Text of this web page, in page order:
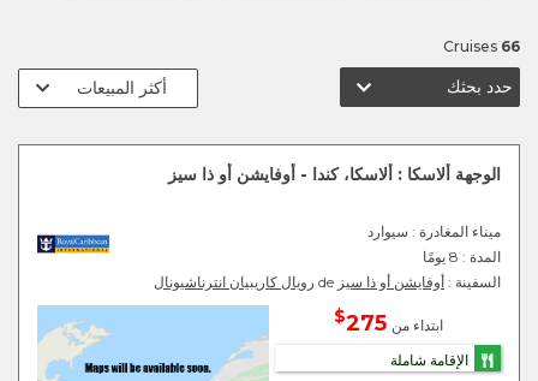
66
حدد بحثك
الوجهة ألاسكا : ألاسكا، كندا - أوفايشن أو ذا سيز
ميناء المغادرة : سيوارد
المدة : 8 يومًا
السفينة : أوفايشن أو ذا سيز رويال كاريبيان انترناشيونال
ابتداء من 275
$
الإقامة شاملة